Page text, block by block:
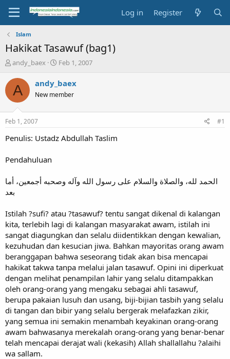
Log in Register
Islam
Hakikat Tasawuf (bag1)
T
r
e
a
s
t
a
e
andy_baex
S
a
t
e
Feb 1, 2007
A andy_baex
New member
Feb 1, 2007 #1
Penulis: Ustadz Abdullah Taslim
Pendahuluan
الحمد لله، والصلاة والسلام على رسول الله وآله وصحبه أجمعين، أما
بعد
Istilah ?sufi? atau ?tasawuf? tentu sangat dikenal di kalangan
kita, terlebih lagi di kalangan masyarakat awam, istilah ini
sangat diagungkan dan selalu diidentikkan dengan kewalian,
kezuhudan dan kesucian jiwa. Bahkan mayoritas orang awam
beranggapan bahwa seseorang tidak akan bisa mencapai
hakikat takwa tanpa melalui jalan tasawuf. Opini ini diperkuat
dengan melihat penampilan lahir yang selalu ditampakkan
oleh orang-orang yang mengaku sebagai ahli tasawuf,
berupa pakaian lusuh dan usang, biji-bijian tasbih yang selalu
di tangan dan bibir yang selalu bergerak melafazkan zikir,
yang semua ini semakin menambah keyakinan orang-orang
awam bahwasanya merekalah orang-orang yang benar-benar
telah mencapai derajat wali (kekasih) Allah shallallahu ?alaihi
wa sallam.